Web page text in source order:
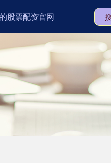
股票配资官网
上证综指 3900.35